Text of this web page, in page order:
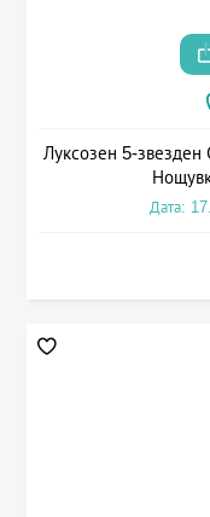
Луксозен 5-
Дата: